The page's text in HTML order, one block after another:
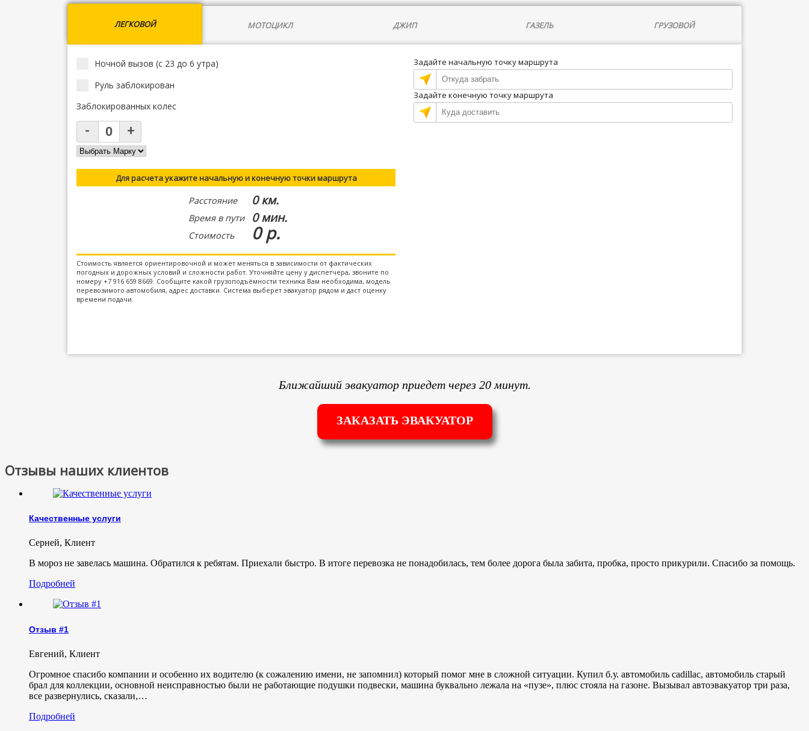
ЛЕГКОВОЙ МОТОЦИКЛ ДЖИП ГАЗЕЛЬ ГРУЗОВОЙ
Задайте начальную точку маршрута
Задайте конечную точку маршрута
Ночной вызов (с 23 до 6 утра)
Руль заблокирован
Заблокированных колес
Для расчета укажите начальную и конечную точки маршрута
Расстояние 0 км.
Время в пути 0 мин.
Стоимость 0 р.
Стоимость является ориентировочной и может меняться в зависимости от фактических
погодных и дорожных условий и сложности работ. Уточняйте цену у диспетчера, звоните по
номеру +7 916 659 8669. Сообщите какой грузоподъёмности техника Вам необходима, модель
перевозимого автомобиля, адрес доставки. Система выберет эвакуатор рядом и даст оценку
времени подачи.
Ближайший эвакуатор приедет через 20 минут.
ЗАКАЗАТЬ ЭВАКУАТОР
Отзывы наших клиентов
Качественные услуги
Серней, Клиент
В мороз не завелась машина. Обратился к ребятам. Приехали быстро. В итоге перевозка не понадобилась, тем более дорога была забита, пробка, просто прикурили. Спасибо за помощь.
Подробней
Отзыв #1
Евгений, Клиент
Огромное спасибо компании и особенно их водителю (к сожалению имени, не запомнил) который помог мне в сложной ситуации. Купил б.у. автомобиль cadillac, автомобиль старый
брал для коллекции, основной неисправностью были не работающие подушки подвески, машина буквально лежала на «пузе», плюс стояла на газоне. Вызывал автоэвакуатор три раза,
все развернулись, сказали,…
Подробней